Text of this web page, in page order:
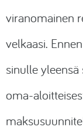
viranomainen
velkaasi.
sinulle
oma-